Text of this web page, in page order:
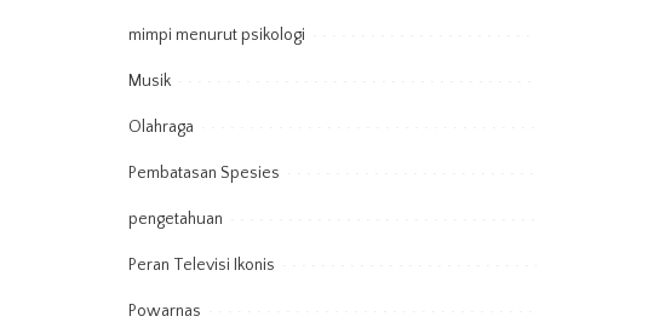
mimpi menurut psikologi
Musik
Olahraga
Pembatasan Spesies
pengetahuan
Peran Televisi Ikonis
Powarnas